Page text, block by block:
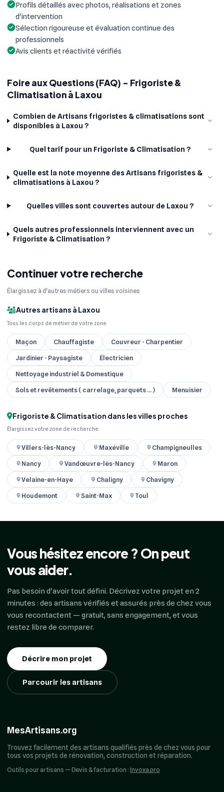
Profils détaillés avec photos, réalisations et zones
d'intervention
Sélection rigoureuse et évaluation continue des
professionnels
Avis clients et réactivité vérifiés
Foire aux Questions (FAQ) - Frigoriste &
Climatisation à Laxou
Combien de Artisans frigoristes & climatisations sont
disponibles à Laxou ?
Quel tarif pour un Frigoriste & Climatisation ?
Quelle est la note moyenne des Artisans frigoristes &
climatisations à Laxou ?
Quelles villes sont couvertes autour de Laxou ?
Quels autres professionnels interviennent avec un
Frigoriste & Climatisation ?
Continuer votre recherche
Élargissez à d'autres métiers ou villes voisines
Autres artisans à Laxou
Tous les corps de métier de votre zone
Maçon Chauffagiste
Couvreur - Charpentier
Jardinier - Paysagiste
Électricien
Nettoyage industriel & Domestique
Sols et revêtements ( carrelage, parquets ... )
Menuisier
Frigoriste & Climatisation dans les villes proches
Élargissez votre zone de recherche
Villers-lès-Nancy Maxéville
Champigneulles
Nancy
Vandœuvre-lès-Nancy
Maron
Velaine-en-Haye
Chaligny
Chavigny
Houdemont
Saint-Max Toul
Vous hésitez encore ? On peut
vous aider.
Pas besoin d'avoir tout défini. Décrivez votre projet en 2
minutes : des artisans vérifiés et assurés près de chez vous
vous recontactent — gratuit, sans engagement, et vous
restez libre de comparer.
Décrire mon projet
Parcourir les artisans
MesArtisans.org
Trouvez facilement des artisans qualifiés près de chez vous pour
tous vos projets de rénovation, construction et réparation.
Outils pour artisans — Devis & facturation : Invoxa.pro